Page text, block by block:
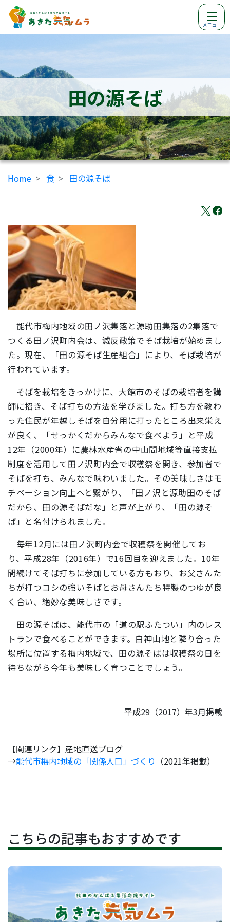
メニュー
田の源そば
Home 食 田の源そば
能代市梅内地域の田ノ沢集落と源助田集落の2集落で
つくる田ノ沢町内会は、減反政策でそば栽培が始めまし
た。現在、「田の源そば生産組合」により、そば栽培が
行われています。
そばを栽培をきっかけに、大館市のそばの栽培者を講
師に招き、そば打ちの方法を学びました。打ち方を教わ
った住民が年越しそばを自分用に打ったところ出来栄え
が良く、「せっかくだからみんなで食べよう」と平成
12年（2000年）に農林水産省の中山間地域等直接支払
制度を活用して田ノ沢町内会で収穫祭を開き、参加者で
そばを打ち、みんなで味わいました。その美味しさはモ
チベーション向上へと繋がり、「田ノ沢と源助田のそば
だから、田の源そばだな」と声が上がり、「田の源そ
ば」と名付けられました。
毎年12月には田ノ沢町内会で収穫祭を開催してお
り、平成28年（2016年）で16回目を迎えました。10年
間続けてそば打ちに参加している方もおり、お父さんた
ちが打つコシの強いそばとお母さんたち特製のつゆが良
く合い、絶妙な美味しさです。
田の源そばは、能代市の「道の駅ふたつい」内のレス
トランで食べることができます。白神山地と隣り合った
場所に位置する梅内地域で、田の源そばは収穫祭の日を
待ちながら今年も美味しく育つことでしょう。
平成29（2017）年3月掲載
【関連リンク】産地直送ブログ
→能代市梅内地域の「関係人口」づくり （2021年掲載）
こちらの記事もおすすめです